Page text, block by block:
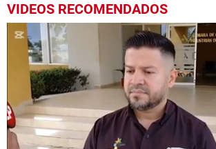
VIDEOS RECOMENDADOS